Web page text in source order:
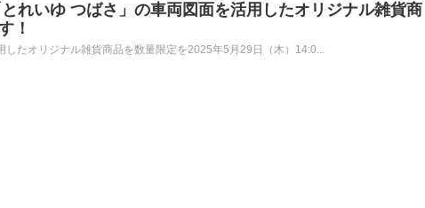
れいゆ つばさ」の車両図面を活用したオリジナル雑貨商
！
したオリジナル雑貨商品を数量限定を2025年5月29日（木）14:0...